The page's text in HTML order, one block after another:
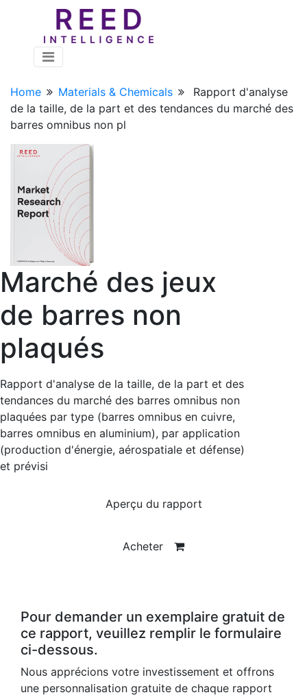
Home Materials & Chemicals
Rapport d'analyse
de la taille, de la part et des tendances du marché des
barres omnibus non pl
Marché des jeux
de barres non
plaqués
Rapport d'analyse de la taille, de la part et des
tendances du marché des barres omnibus non
plaquées par type (barres omnibus en cuivre,
barres omnibus en aluminium), par application
(production d'énergie, aérospatiale et défense)
et prévisi
Aperçu du rapport
Acheter
Pour demander un exemplaire gratuit de
ce rapport, veuillez remplir le formulaire
ci-dessous.
Nous apprécions votre investissement et offrons
une personnalisation gratuite de chaque rapport